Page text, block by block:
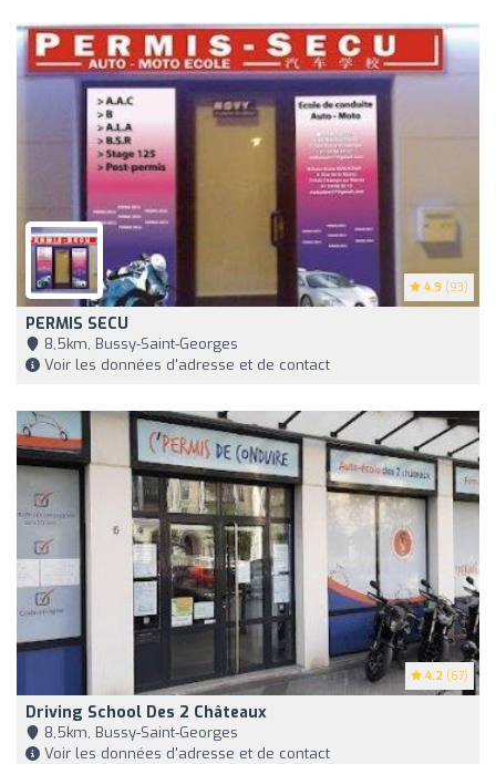
4.9 (93)
PERMIS SECU
8,5km, Bussy-Saint-Georges
Voir les données d'adresse et de contact
4.2 (67)
Driving School Des 2 Châteaux
8,5km, Bussy-Saint-Georges
Voir les données d'adresse et de contact